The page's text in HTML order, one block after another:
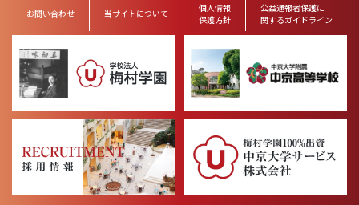
お問い合わせ 当サイトについて
個人情報
保護方針
公益通報者保護に
関するガイドライン